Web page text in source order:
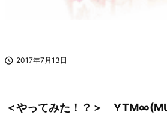
 2017年7月13日
＜やってみた！？＞